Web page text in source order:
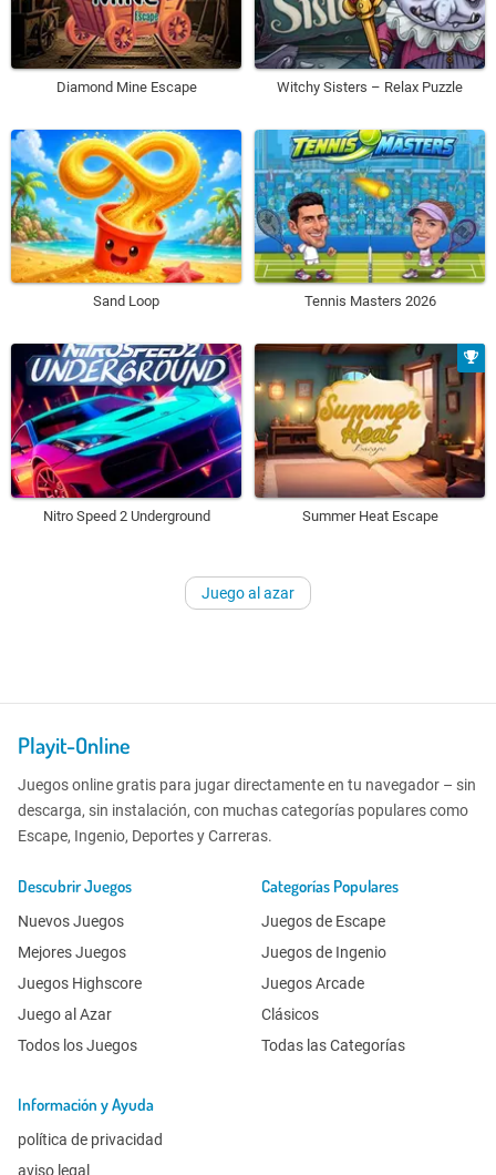
Diamond Mine Escape Witchy Sisters – Relax Puzzle
Sand Loop Tennis Masters 2026
Nitro Speed 2 Underground Summer Heat Escape
Juego al azar
Playit-Online
Juegos online gratis para jugar directamente en tu navegador – sin
descarga, sin instalación, con muchas categorías populares como
Escape, Ingenio, Deportes y Carreras.
Descubrir Juegos
Nuevos Juegos
Mejores Juegos
Juegos Highscore
Juego al Azar
Todos los Juegos
Categorías Populares
Juegos de Escape
Juegos de Ingenio
Juegos Arcade
Clásicos
Todas las Categorías
Información y Ayuda
política de privacidad
aviso legal